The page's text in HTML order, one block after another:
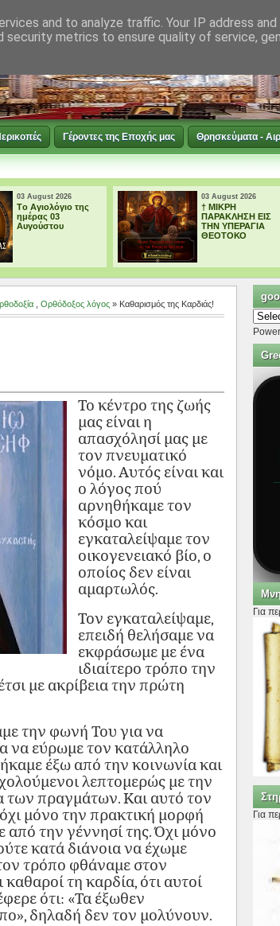
Γέροντες της Εποχής μας Θρησκεύματα -
03 August 2026
Tο Αγιολόγιο της
ημέρας 03
Αυγούστου
03 August 2026
† ΜΙΚΡΗ
ΠΑΡΑΚΛΗΣΗ ΕΙΣ
ΤΗΝ ΥΠΕΡΑΓΙΑ
ΘΕΟΤΟΚΟ
Ορθόδοξος λόγος » Καθαρισμός της Καρδιάς!
Το κέντρο της ζωής
μας είναι η
απασχόλησί μας με
τον πνευματικό
νόμο. Αυτός είναι και
ο λόγος πού
αρνηθήκαμε τον
κόσμο και
εγκαταλείψαμε τον
οικογενειακό βίο, ο
οποίος δεν είναι
αμαρτωλός.
Τον εγκαταλείψαμε,
επειδή θελήσαμε να
εκφράσωμε με ένα
ιδιαίτερο τρόπο την
με ακρίβεια την πρώτη
την φωνή Του για να
να εύρωμε τον κατάλληλο
έξω από την κοινωνία και
λεπτομερώς με την
των πραγμάτων. Και αυτό τον
μόνο την πρακτική μορφή
από την γέννησί της. Όχι μόνο
κατά διάνοια να έχωμε
τρόπο φθάναμε στον
τη καρδία, ότι αυτοί
ότι: «Τα έξωθεν
δηλαδή δεν τον μολύνουν.
Για
Για
and to analyze traffic. Your IP address
security metrics to ensure quality of service,